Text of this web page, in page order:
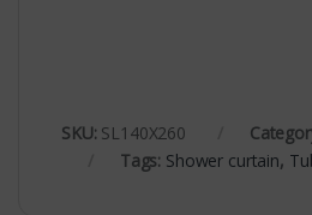
SKU: SL140X260
Tags: Shower curtain,